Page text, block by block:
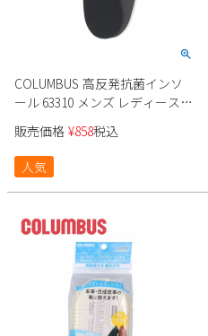
COLUMBUS 高反発抗菌インソ
ール 63310 メンズ レディース
ネコポス
販売価格 ¥858税込
人気